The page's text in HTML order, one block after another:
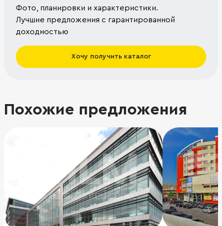
Фото, планировки и характеристики.
Лучшие предложения с гарантированной
доходностью
Хочу получить каталог
Похожие предложения